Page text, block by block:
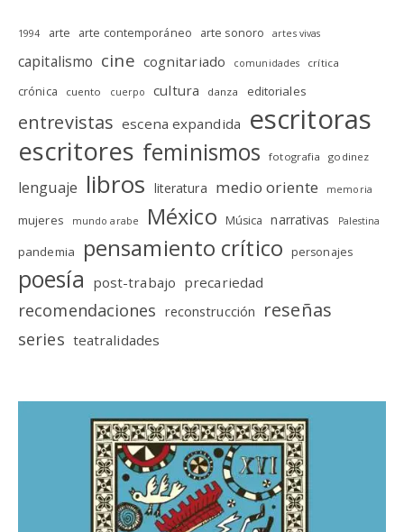
1994 arte arte contemporáneo arte sonoro artes vivas
capitalismo cine cognitariado comunidades crítica
crónica cuento cuerpo cultura danza editoriales
entrevistas escena expandida escritoras
escritores feminismos fotografia godinez
lenguaje libros literatura medio oriente memoria
mujeres mundo arabe México Música narrativas Palestina
pandemia pensamiento crítico personajes
poesía post-trabajo precariedad
recomendaciones reconstrucción reseñas
series teatralidades